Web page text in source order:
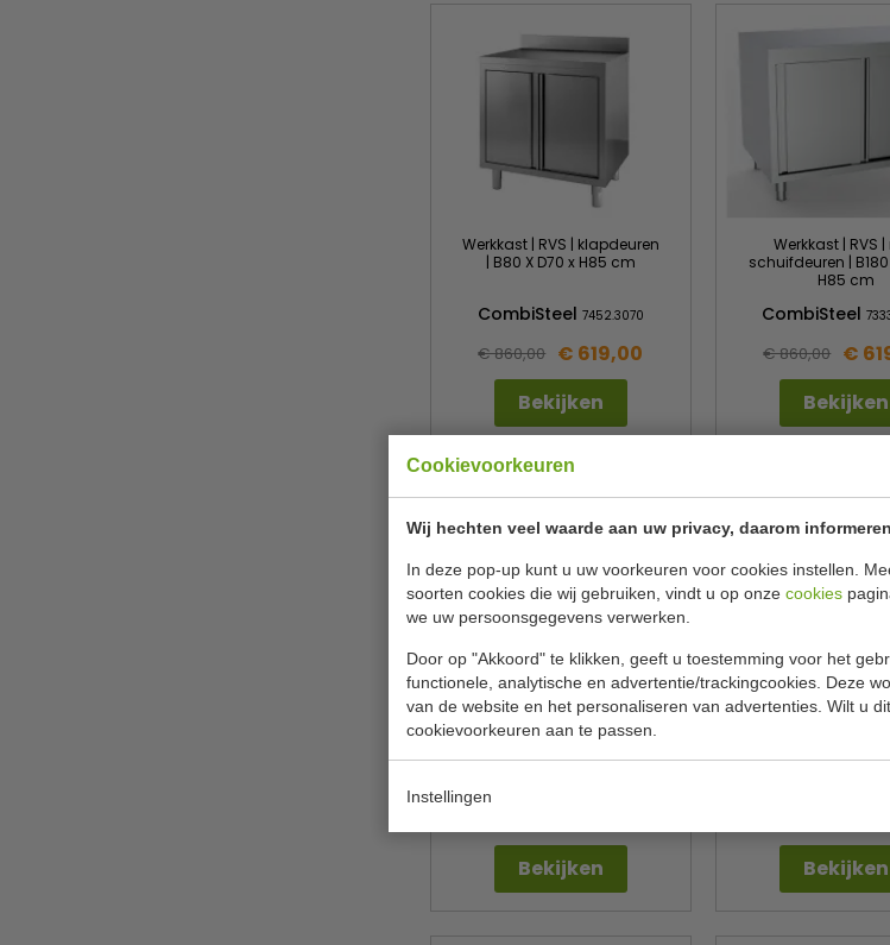
Cookievoorkeuren
Wij hechten veel waarde aan uw privacy, daarom
In deze pop-up kunt u uw voorkeuren voor cookies instellen.
soorten cookies die wij gebruiken, vindt u op onze cookies
we uw persoonsgegevens verwerken.
Door op "Akkoord" te klikken, geeft u toestemming voor het
functionele, analytische en advertentie/trackingcookies. Deze
van de website en het personaliseren van advertenties. Wilt u
cookievoorkeuren aan te passen.
Instellingen
Werkkast | RVS | klapdeuren
| B80 X D70 x H85 cm
CombiSteel 7452.3070
€ 860,00 € 619,00
Bekijken
Werkkast | RVS
schuifdeuren |
H85 cm
CombiSteel
€ 860,00 €
Bekijken
RVS werktafel kast | met
schuifdeuren | B100 x D70 x
Bekijken
Breed 100 cm
Bekijken